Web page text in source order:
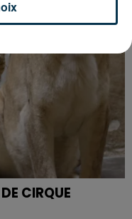
CIRQUE